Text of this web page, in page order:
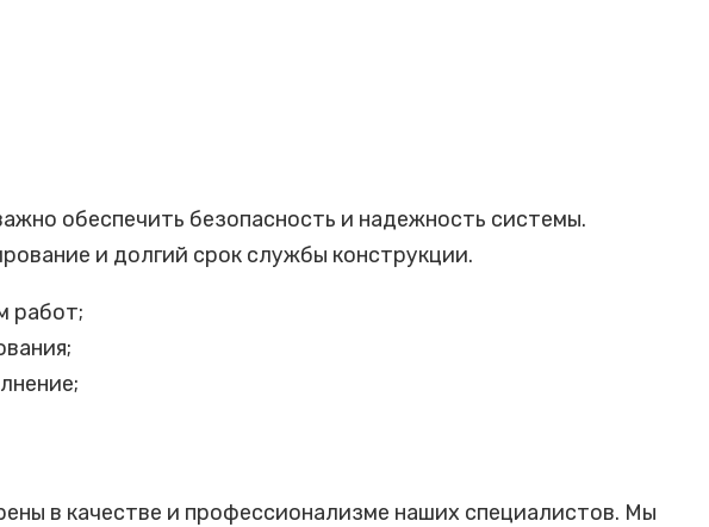
обеспечить безопасность и надежность системы.
и долгий срок службы конструкции.
работ;
в качестве и профессионализме наших специалистов. Мы